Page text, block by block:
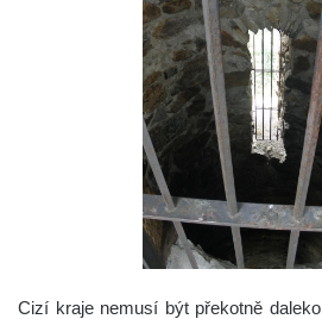
Cizí kraje nemusí být překotně